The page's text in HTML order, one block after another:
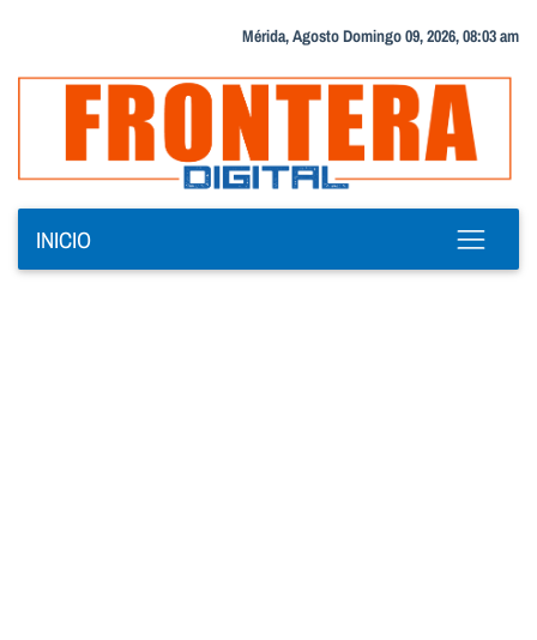
Mérida, Agosto Domingo 09, 2026, 08:03 am
INICIO